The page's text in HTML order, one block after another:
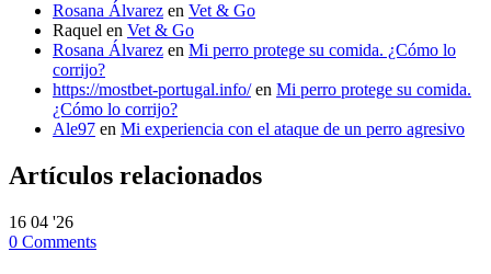
Rosana Álvarez en Vet & Go
Raquel en Vet & Go
Rosana Álvarez en Mi perro protege su comida. ¿Cómo lo
corrijo?
https://mostbet-portugal.info/en Mi perro protege su comida.
¿Cómo lo corrijo?
Ale97 en Mi experiencia con el ataque de un perro agresivo
Artículos relacionados
16 04 '26
0 Comments